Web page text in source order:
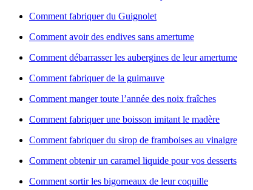
Comment fabriquer du Guignolet
Comment avoir des endives sans amertume
Comment débarrasser les aubergines de leur amertume
Comment fabriquer de la guimauve
Comment manger toute l’année des noix fraîches
Comment fabriquer une boisson imitant le madère
Comment fabriquer du sirop de framboises au vinaigre
Comment obtenir un caramel liquide pour vos desserts
Comment sortir les bigorneaux de leur coquille